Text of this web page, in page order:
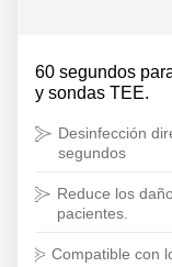
60 segundos
y sondas TEE.
Desinfección
segundos
Reduce los
pacientes.
Compatible con